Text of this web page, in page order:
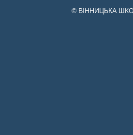
© ВІННИЦЬКА